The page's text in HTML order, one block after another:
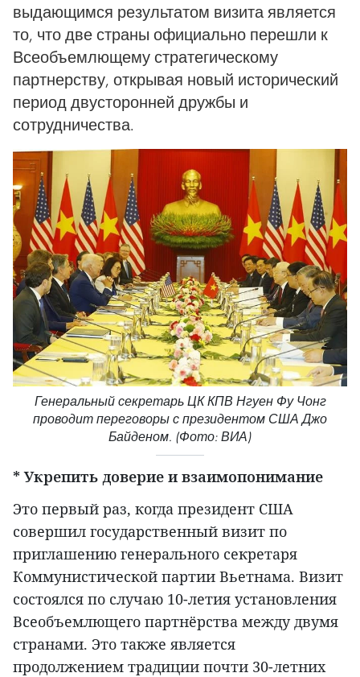
выдающимся результатом визита является
то, что две страны официально перешли к
Всеобъемлющему стратегическому
партнерству, открывая новый исторический
период двусторонней дружбы и
сотрудничества.
Генеральный секретарь ЦК КПВ Нгуен Фу Чонг
проводит переговоры с президентом США Джо
Байденом. (Фото: ВИА)
* Укрепить доверие и взаимопонимание
Это первый раз, когда президент США
совершил государственный визит по
приглашению генерального секретаря
Коммунистической партии Вьетнама. Визит
состоялся по случаю 10-летия установления
Всеобъемлющего партнёрства между двумя
странами. Это также является
продолжением традиции почти 30-летних